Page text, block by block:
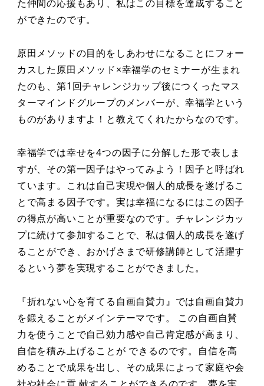
た仲間の応援もあり、私はこの目標を達成すること
ができたのです。
原田メソッドの目的をしあわせになることにフォー
カスした原田メソッド×幸福学のセミナーが生まれ
たのも、第1回チャレンジカップ後につくったマス
ターマインドグループのメンバーが、幸福学という
ものがありますよ！と教えてくれたからなのです。
幸福学では幸せを4つの因子に分解した形で表しま
すが、その第一因子はやってみよう！因子と呼ばれ
ています。これは自己実現や個人的成⻑を遂げるこ
とで高まる因子です。実は幸福になるにはこの因子
の得点が高いことが重要なのです。チャレンジカッ
プに続けて参加することで、私は個人的成⻑を遂げ
ることができ、おかげさまで研修講師として活躍す
るという夢を実現することができました。
『折れない心を育てる自画自賛力』では自画自賛力
を鍛えることがメインテーマです。 この自画自賛
力を使うことで自己効力感や自己肯定感が高まり、
自信を積み上げることが できるのです。自信を高
めることで成果を出し、その成果によって家庭や会
社や社会に貢 献することができるのです。夢を実